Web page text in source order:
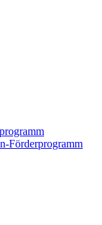
Förderprogramm